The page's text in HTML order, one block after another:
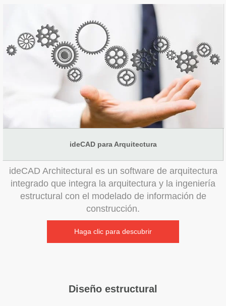
ideCAD para Arquitectura
ideCAD Architectural es un software de arquitectura
integrado que integra la arquitectura y la ingeniería
estructural con el modelado de información de
construcción.
Haga clic para descubrir
Diseño estructural